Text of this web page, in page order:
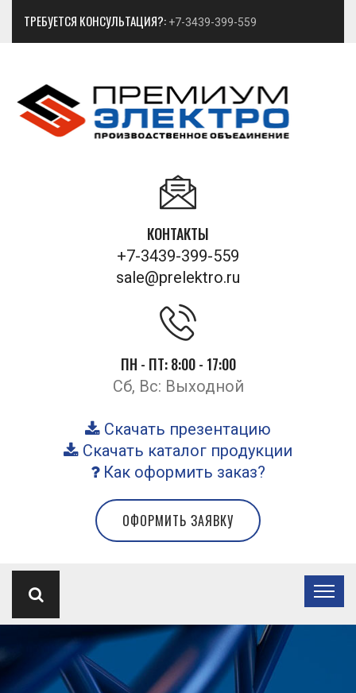
ТРЕБУЕТСЯ КОНСУЛЬТАЦИЯ?: +7-3439-399-559
КОНТАКТЫ
+7-3439-399-559
sale@prelektro.ru
ПН - ПТ: 8:00 - 17:00
Сб, Вс: Выходной
Скачать презентацию
Скачать каталог продукции
Как оформить заказ?
ОФОРМИТЬ ЗАЯВКУ